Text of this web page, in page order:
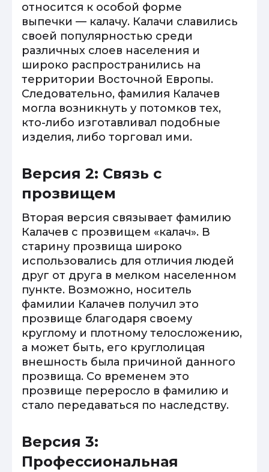
относится к особой форме
выпечки — калачу. Калачи славились
своей популярностью среди
различных слоев населения и
широко распространились на
территории Восточной Европы.
Следовательно, фамилия Калачев
могла возникнуть у потомков тех,
кто-либо изготавливал подобные
изделия, либо торговал ими.
Версия 2: Связь с
прозвищем
Вторая версия связывает фамилию
Калачев с прозвищем «калач». В
старину прозвища широко
использовались для отличия людей
друг от друга в мелком населенном
пункте. Возможно, носитель
фамилии Калачев получил это
прозвище благодаря своему
круглому и плотному телосложению,
а может быть, его круглолицая
внешность была причиной данного
прозвища. Со временем это
прозвище переросло в фамилию и
стало передаваться по наследству.
Версия 3:
Профессиональная